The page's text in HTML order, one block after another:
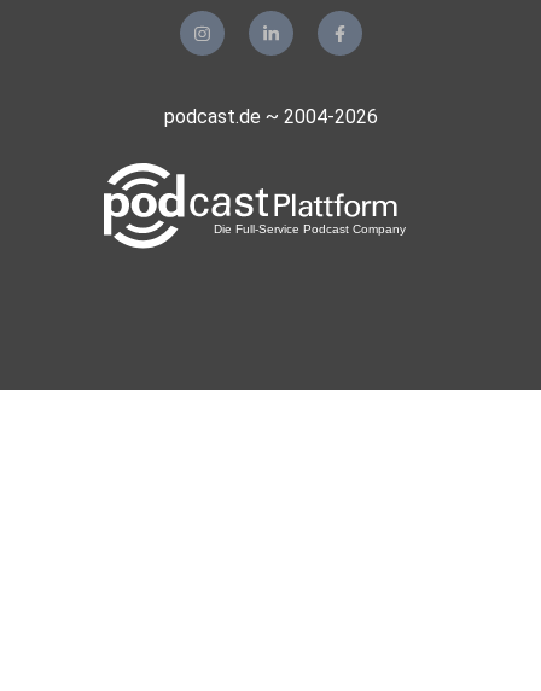
podcast.de ~ 2004-2026